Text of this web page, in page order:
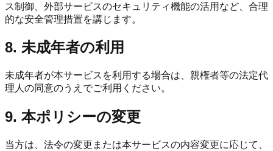
ス制御、外部サービスのセキュリティ機能の活用など、合理
的な安全管理措置を講じます。
8. 未成年者の利用
未成年者が本サービスを利用する場合は、親権者等の法定代
理人の同意のうえでご利用ください。
9. 本ポリシーの変更
当方は、法令の変更または本サービスの内容変更に応じて、